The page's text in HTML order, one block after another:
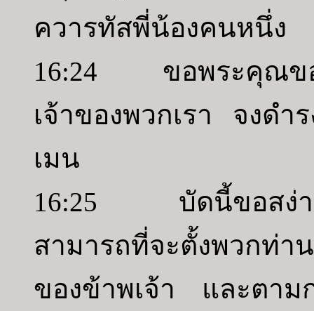
ควารทัสพี่น้องคนหนึ่ง
16:24 ขอพระคุณของ
เจ้าของพวกเรา จงด
เมน
16:25 บัดนี้ขอสง่าร
สามารถที่จะตั้งพวกท่
ของข้าพเจ้า และตาม